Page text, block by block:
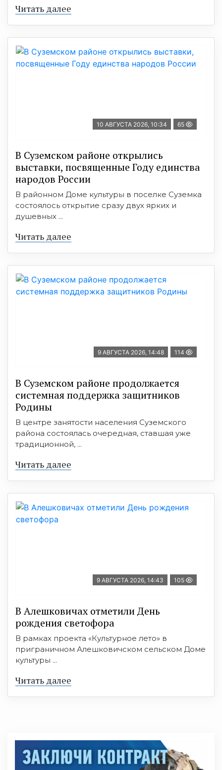
Читать далее
10 АВГУСТА 2026, 10:34 65
В Суземском районе открылись
выставки, посвященные Году единства
народов России
В районном Доме культуры в поселке Суземка
состоялось открытие сразу двух ярких и
душевных ...
Читать далее
9 АВГУСТА 2026, 14:48 114
В Суземском районе продолжается
системная поддержка защитников
Родины
В центре занятости населения Суземского
района состоялась очередная, ставшая уже
традиционной, ...
Читать далее
9 АВГУСТА 2026, 14:43 105
В Алешковичах отметили День
рождения светофора
В рамках проекта «Культурное лето» в
приграничном Алешковичском сельском Доме
культуры ...
Читать далее